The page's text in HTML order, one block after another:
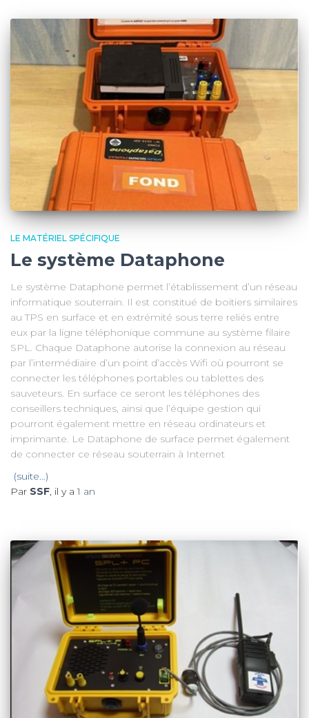
LE MATÉRIEL SPÉCIFIQUE
Le système Dataphone
Le système Dataphone permet l’établissement d’un réseau
informatique souterrain. Il est constitué de boitiers similaires
au TPS en surface et en extrémité sous terre reliés entre
eux par la ligne téléphonique commune au système filaire
SPL. Chaque Dataphone autorise la connexion au réseau
par l’intermédiaire d’un point d’accès Wifi où pourront se
connecter les téléphones portables ou tablettes des
sauveteurs. En surface ce seront les téléphones des
conseillers techniques, ainsi que l’équipe gestion qui
pourront également mettre en réseau ordinateurs et
imprimante. Le Dataphone de surface permet également
de connecter ce réseau souterrain à Internet
(suite…)
Par SSF, il y a1 an